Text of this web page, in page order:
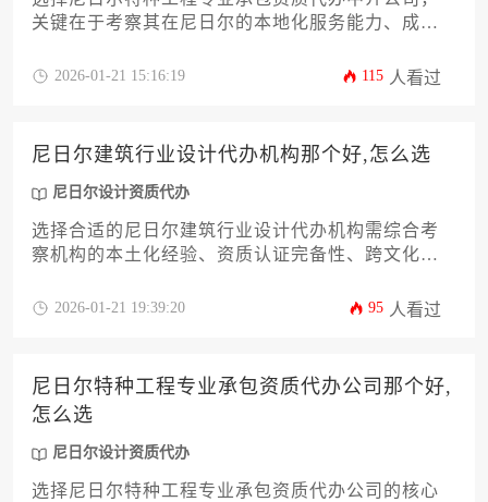
关键在于考察其在尼日尔的本地化服务能力、成功
通过比对公司历史业绩、核实当地资源网络、评估
2026-01-21 15:16:19 115 人看过
尼日尔建筑行业设计代办机构那个好,怎么选
尼日尔设计资质代办
选择合适的尼日尔建筑行业设计代办机构需综合考
察机构的本土化经验、资质认证完备性、跨文化沟
比价、合同细节审核等方式，筛选出既熟悉当地法
2026-01-21 19:39:20 95 人看过
尼日尔特种工程专业承包资质代办公司那个好,
怎么选
尼日尔设计资质代办
选择尼日尔特种工程专业承包资质代办公司的核心